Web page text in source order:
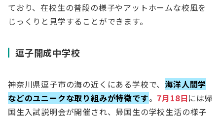
ており、在校生の普段の様子やアットホームな校風を
じっくりと見学することができます。
逗子開成中学校
神奈川県逗子市の海の近くにある学校で、 海洋人間学
などのユニークな取り組みが特徴です。 7月18日には帰
国生入試説明会が開催され、帰国生の学校生活の様子